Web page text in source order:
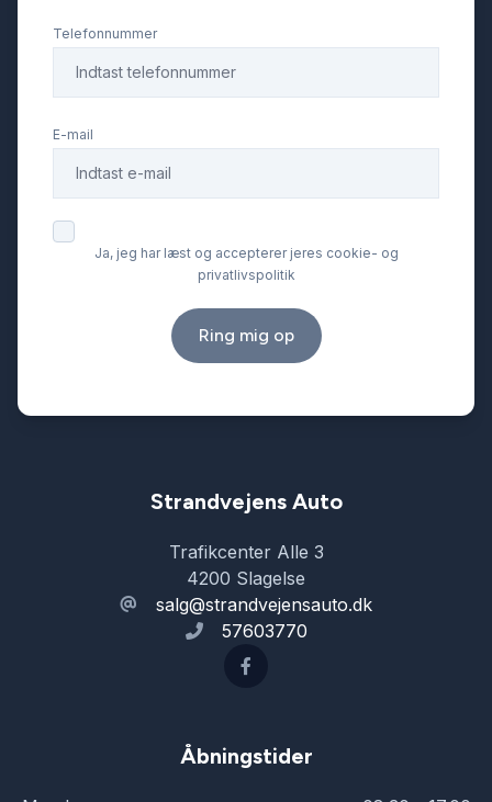
Telefonnummer
E-mail
Ja, jeg har læst og accepterer jeres cookie- og
privatlivspolitik
Ring mig op
Strandvejens Auto
Trafikcenter Alle 3
4200 Slagelse
salg@strandvejensauto.dk
57603770
Åbningstider